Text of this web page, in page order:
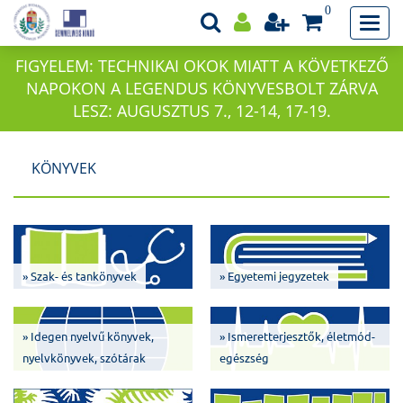
0
FIGYELEM: TECHNIKAI OKOK MIATT A KÖVETKEZŐ
NAPOKON A LEGENDUS KÖNYVESBOLT ZÁRVA
LESZ: AUGUSZTUS 7., 12-14, 17-19.
KÖNYVEK
» Szak- és tankönyvek » Egyetemi jegyzetek
» Idegen nyelvű könyvek,
nyelvkönyvek, szótárak
» Ismeretterjesztők, életmód-
egészség